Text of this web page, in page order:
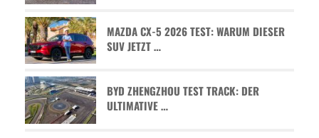
MAZDA CX-5 2026 TEST: WARUM DIESER
SUV JETZT …
BYD ZHENGZHOU TEST TRACK: DER
ULTIMATIVE …